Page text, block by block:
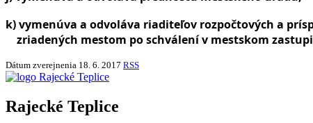
k) vymenúva a odvoláva riaditeľov rozpočtových a
zriadených mestom po schválení v mestskom
Dátum zverejnenia 18. 6. 2017 RSS
Rajecké Teplice